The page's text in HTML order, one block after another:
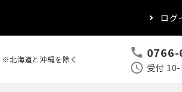
ログ
※北海道と沖縄を除く call
schedule 受付